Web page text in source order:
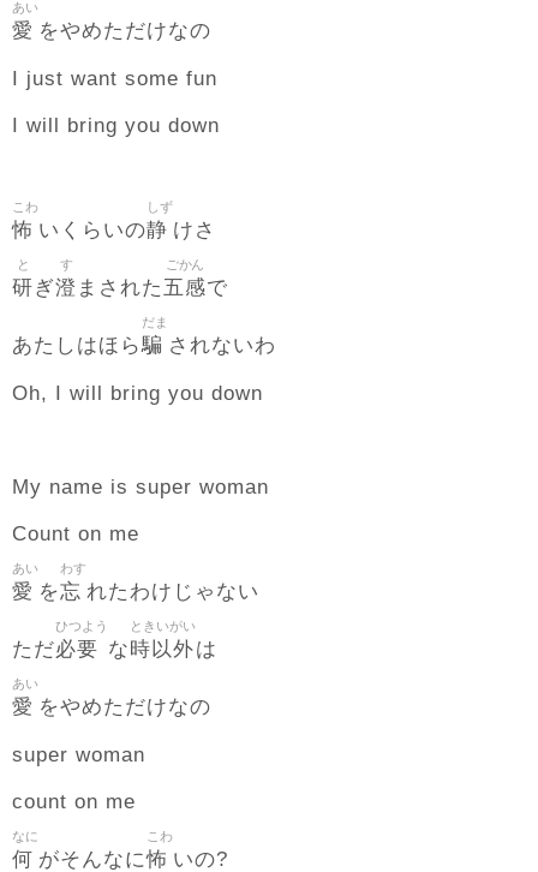
愛
あい
をやめただけなの
I just want some fun
I will bring you down
怖
こわ
いくらいの静
しず
けさ
研
と
ぎ澄
す
まされた五感
ごかん
で
あたしはほら騙
だま
されないわ
Oh, I will bring you down
My name is super woman
Count on me
愛
あい
を忘
わす
れたわけじゃない
ただ必要
ひつよう
な時以外
ときいがい
は
愛
あい
をやめただけなの
super woman
count on me
何
なに
がそんなに怖
こわ
いの?